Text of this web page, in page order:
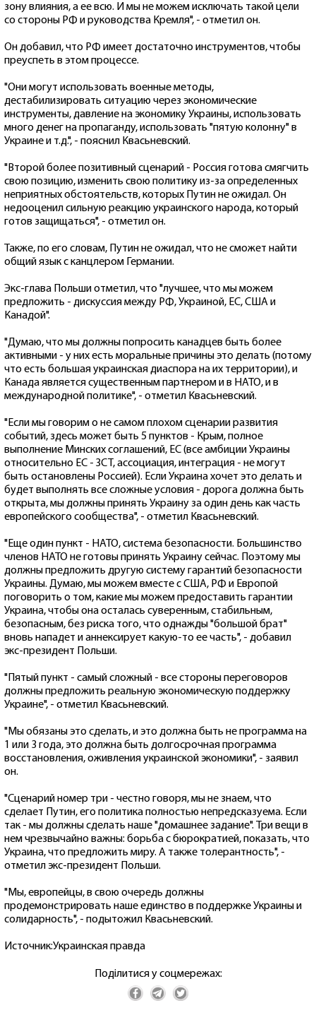
зону влияния, а ее всю. И мы не можем исключать такой цели
со стороны РФ и руководства Кремля", - отметил он.
Он добавил, что РФ имеет достаточно инструментов, чтобы
преуспеть в этом процессе.
"Они могут использовать военные методы,
дестабилизировать ситуацию через экономические
инструменты, давление на экономику Украины, использовать
много денег на пропаганду, использовать "пятую колонну" в
Украине и т.д.", - пояснил Квасьневский.
"Второй более позитивный сценарий - Россия готова смягчить
свою позицию, изменить свою политику из-за определенных
неприятных обстоятельств, которых Путин не ожидал. Он
недооценил сильную реакцию украинского народа, который
готов защищаться", - отметил он.
Также, по его словам, Путин не ожидал, что не сможет найти
общий язык с канцлером Германии.
Экс-глава Польши отметил, что "лучшее, что мы можем
предложить - дискуссия между РФ, Украиной, ЕС, США и
Канадой".
"Думаю, что мы должны попросить канадцев быть более
активными - у них есть моральные причины это делать (потому
что есть большая украинская диаспора на их территории), и
Канада является существенным партнером и в НАТО, и в
международной политике", - отметил Квасьневский.
"Если мы говорим о не самом плохом сценарии развития
событий, здесь может быть 5 пунктов - Крым, полное
выполнение Минских соглашений, ЕС (все амбиции Украины
относительно ЕС - ЗСТ, ассоциация, интеграция - не могут
быть остановлены Россией). Если Украина хочет это делать и
будет выполнять все сложные условия - дорога должна быть
открыта, мы должны принять Украину за один день как часть
европейского сообщества", - отметил Квасьневский.
"Еще один пункт - НАТО, система безопасности. Большинство
членов НАТО не готовы принять Украину сейчас. Поэтому мы
должны предложить другую систему гарантий безопасности
Украины. Думаю, мы можем вместе с США, РФ и Европой
поговорить о том, какие мы можем предоставить гарантии
Украина, чтобы она осталась суверенным, стабильным,
безопасным, без риска того, что однажды "большой брат"
вновь нападет и аннексирует какую-то ее часть", - добавил
экс-президент Польши.
"Пятый пункт - самый сложный - все стороны переговоров
должны предложить реальную экономическую поддержку
Украине", - отметил Квасьневский.
"Мы обязаны это сделать, и это должна быть не программа на
1 или 3 года, это должна быть долгосрочная программа
восстановления, оживления украинской экономики", - заявил
он.
"Сценарий номер три - честно говоря, мы не знаем, что
сделает Путин, его политика полностью непредсказуема. Если
так - мы должны сделать наше "домашнее задание". Три вещи в
нем чрезвычайно важны: борьба с бюрократией, показать, что
Украина, что предложить миру. А также толерантность", -
отметил экс-президент Польши.
"Мы, европейцы, в свою очередь должны
продемонстрировать наше единство в поддержке Украины и
солидарность", - подытожил Квасьневский.
Источник:Украинская правда
Поділитися у соцмережах: